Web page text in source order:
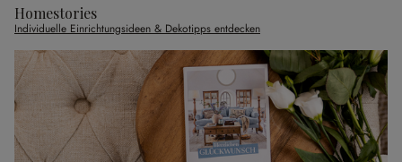
Homestories
Individuelle Einrichtungsideen & Dekotipps entdecken